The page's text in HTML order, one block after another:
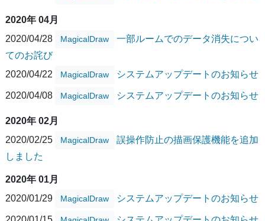
2020年 04月
2020/04/28
MagicalDraw
一部ルームでのデータ消失につい
てのお詫び
2020/04/22
MagicalDraw システムアップデートのお知らせ
2020/04/08 MagicalDraw システムアップデートのお知らせ
2020年 02月
2020/02/25
MagicalDraw
誤操作防止の描画保護機能を追加
しました
2020年 01月
2020/01/29
MagicalDraw システムアップデートのお知らせ